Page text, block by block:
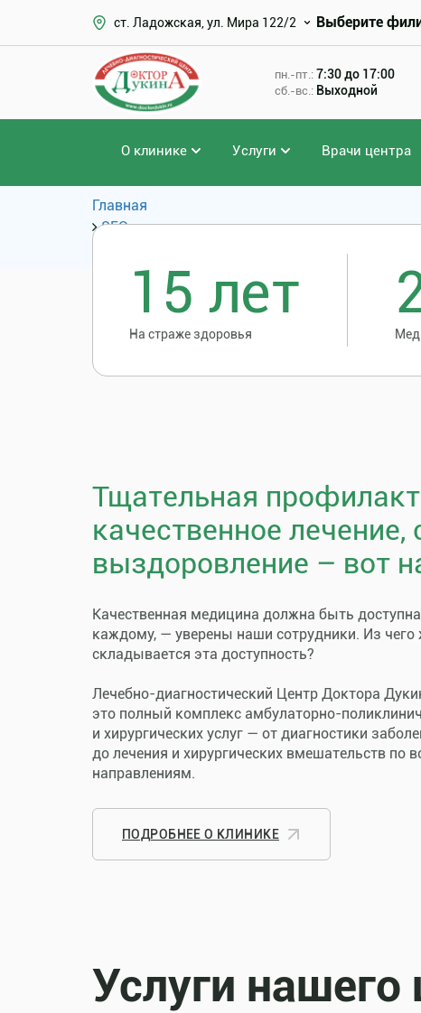
ст. Ладожская, ул. Мира 122/2 Выберите
пн.-пт.: 7:30 до 17:00
сб.-вс.: Выходной
О клинике Услуги Врачи центра
Главная
SEO
15 лет
На страже здоровья
Тщательная
качественное лечение,
выздоровление – вот
Качественная медицина должна быть доступна
каждому, — уверены наши сотрудники. Из чего
складывается эта доступность?
Лечебно-диагностический Центр Доктора
это полный комплекс амбулаторно-
и хирургических услуг — от диагностики
до лечения и хирургических вмешательств по
направлениям.
ПОДРОБНЕЕ О КЛИНИКЕ
Услуги нашего